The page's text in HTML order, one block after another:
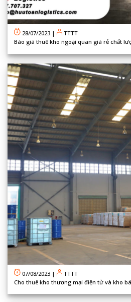
28/07/2023 |
TTTT
Báo giá thuê kho ngoại quan giá rẻ chất
07/08/2023 |
TTTT
Cho thuê kho thương mại điện tử và kho